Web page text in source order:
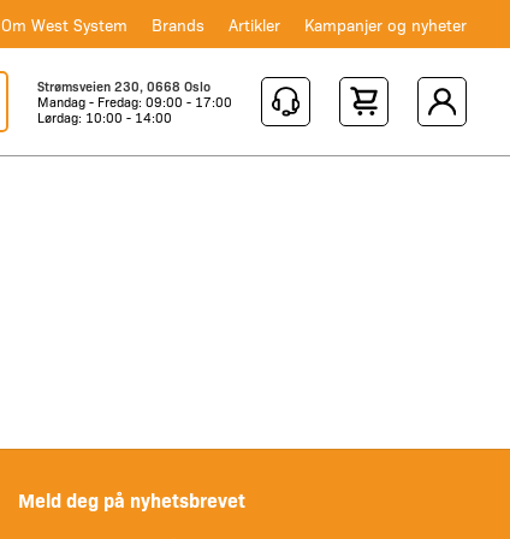
Om West System Brands Artikler Kampanjer og nyheter
Strømsveien 230, 0668 Oslo
Mandag - Fredag: 09:00 - 17:00
Lørdag: 10:00 - 14:00
Shopping Cart
Meld deg på nyhetsbrevet